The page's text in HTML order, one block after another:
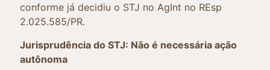
conforme já decidiu o STJ no AgInt no REsp
2.025.585/PR.
Jurisprudência do STJ: Não é necessária ação
autônoma